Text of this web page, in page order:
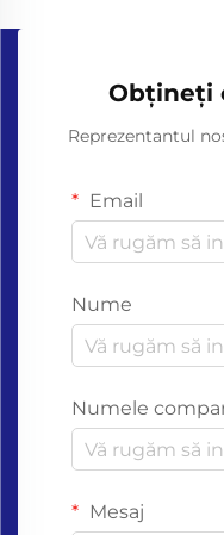
Obțineți
Reprezentantul
Email
Nume
Numele
Mesaj